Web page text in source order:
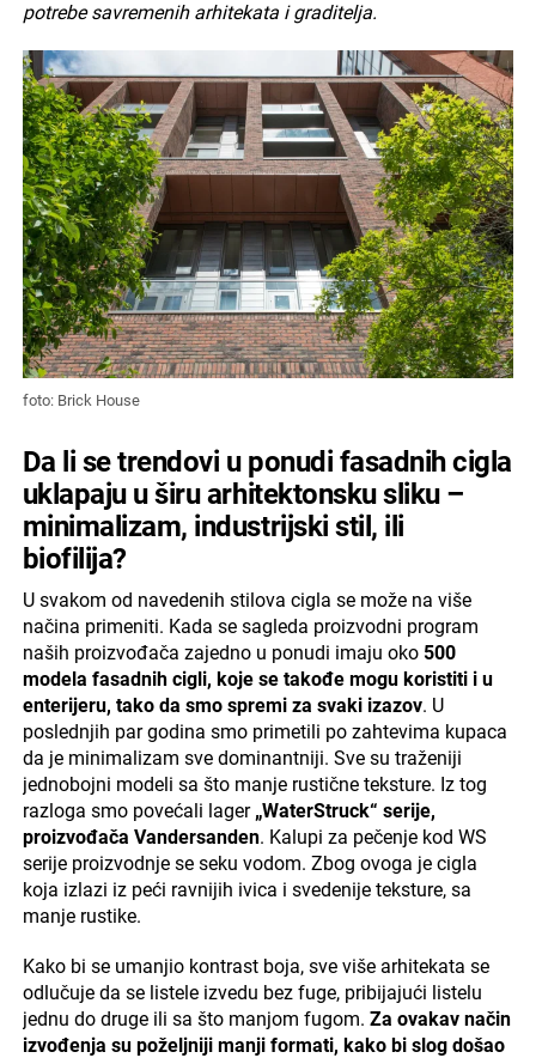
potrebe savremenih arhitekata i graditelja.
foto: Brick House
Da li se trendovi u ponudi fasadnih cigla
uklapaju u širu arhitektonsku sliku –
minimalizam, industrijski stil, ili
biofilija?
U svakom od navedenih stilova cigla se može na više
načina primeniti. Kada se sagleda proizvodni program
naših proizvođača zajedno u ponudi imaju oko 500
modela fasadnih cigli, koje se takođe mogu koristiti i u
enterijeru, tako da smo spremi za svaki izazov. U
poslednjih par godina smo primetili po zahtevima kupaca
da je minimalizam sve dominantniji. Sve su traženiji
jednobojni modeli sa što manje rustične teksture. Iz tog
razloga smo povećali lager „WaterStruck“ serije,
proizvođača Vandersanden. Kalupi za pečenje kod WS
serije proizvodnje se seku vodom. Zbog ovoga je cigla
koja izlazi iz peći ravnijih ivica i svedenije teksture, sa
manje rustike.
Kako bi se umanjio kontrast boja, sve više arhitekata se
odlučuje da se listele izvedu bez fuge, pribijajući listelu
jednu do druge ili sa što manjom fugom. Za ovakav način
izvođenja su poželjniji manji formati, kako bi slog došao